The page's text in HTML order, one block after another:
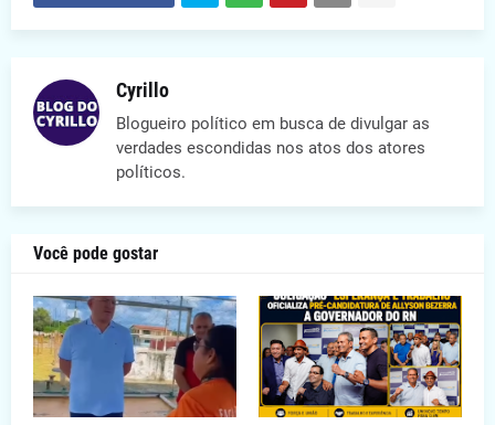
Cyrillo
Blogueiro político em busca de divulgar as
verdades escondidas nos atos dos atores
políticos.
Você pode gostar